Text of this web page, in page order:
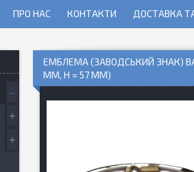
ПРО НАС КОНТАКТИ ДОСТАВКА
ЕМБЛЕМА (ЗАВОДСЬКИЙ ЗНАК)
ММ, H = 57 ММ)